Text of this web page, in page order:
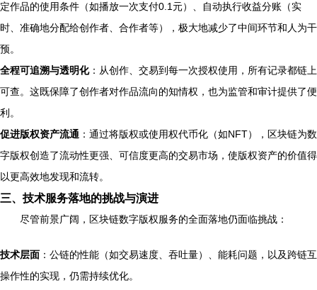
定作品的使用条件（如播放一次支付0.1元）、自动执行收益分账（实
时、准确地分配给创作者、合作者等），极大地减少了中间环节和人为干
预。
全程可追溯与透明化：从创作、交易到每一次授权使用，所有记录都链上
可查。这既保障了创作者对作品流向的知情权，也为监管和审计提供了便
利。
促进版权资产流通 ：通过将版权或使用权代币化（如NFT），区块链为数
字版权创造了流动性更强、可信度更高的交易市场，使版权资产的价值得
以更高效地发现和流转。
三、技术服务落地的挑战与演进
尽管前景广阔，区块链数字版权服务的全面落地仍面临挑战：
技术层面 ：公链的性能（如交易速度、吞吐量）、能耗问题，以及跨链互
操作性的实现，仍需持续优化。